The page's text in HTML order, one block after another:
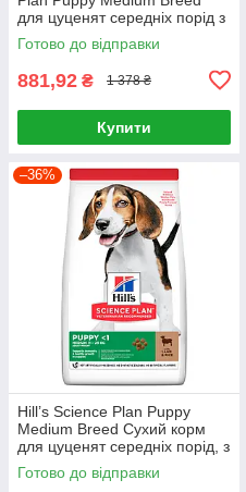
для цуценят середніх порід з
куркою, 2,5 кг
Готово до відправки
881,92 ₴ 1 378 ₴
Купити
–36%
Hill’s Science Plan Puppy
Medium Breed Сухий корм
для цуценят середніх порід, з
ягням і рисом, 2,5 кг
Готово до відправки